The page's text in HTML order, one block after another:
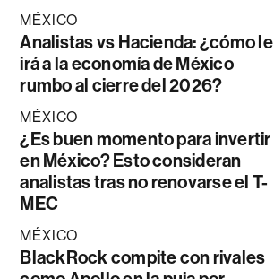
MÉXICO
Analistas vs Hacienda: ¿cómo le
irá a la economía de México
rumbo al cierre del 2026?
MÉXICO
¿Es buen momento para invertir
en México? Esto consideran
analistas tras no renovarse el T-
MEC
MÉXICO
BlackRock compite con rivales